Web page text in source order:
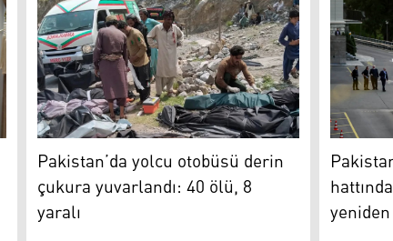
Pakistan’da yolcu otobüsü derin çukura yuvarlandı:
Pakistan’da yolcu otobüsü derin
çukura yuvarlandı: 40 ölü, 8
yaralı
Pakistan